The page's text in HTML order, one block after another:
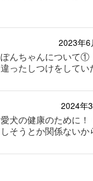
2023年6
ぽんちゃんについて①
違ったしつけをしてい
2024年
愛犬の健康のために！
しそうとか関係ないか